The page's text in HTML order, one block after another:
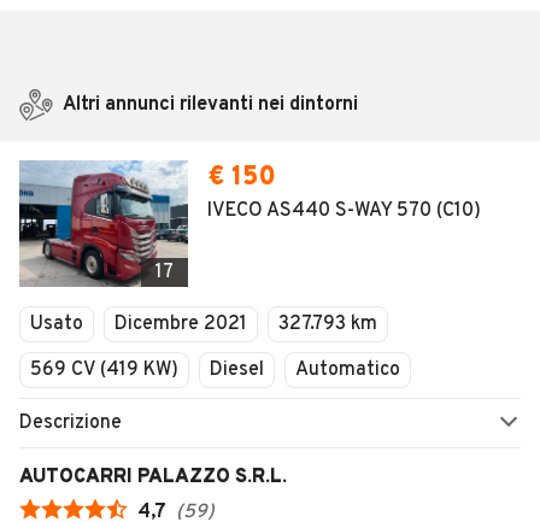
Altri annunci rilevanti nei dintorni
17
€ 150
IVECO AS440 S-WAY 570 (C10)
Usato Dicembre 2021
327.793 km
569 CV (419 KW)
Diesel Automatico
Descrizione
AUTOCARRI PALAZZO S.R.L.
4,7 (59)